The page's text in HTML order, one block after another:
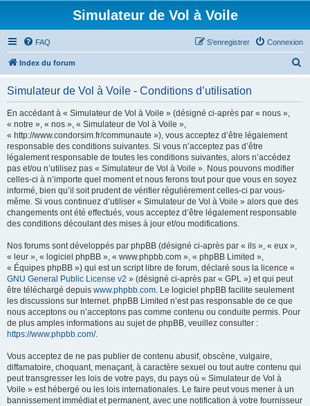
Simulateur de Vol à Voile
FAQ Connexion
S’enregistrer
Index du forum
Simulateur de Vol à Voile - Conditions d’utilisation
En accédant à « Simulateur de Vol à Voile » (désigné ci-après par « nous »,
« notre », « nos », « Simulateur de Vol à Voile »,
« http://www.condorsim.fr/communaute »), vous acceptez d’être légalement
responsable des conditions suivantes. Si vous n’acceptez pas d’être
légalement responsable de toutes les conditions suivantes, alors n’accédez
pas et/ou n’utilisez pas « Simulateur de Vol à Voile ». Nous pouvons modifier
celles-ci à n’importe quel moment et nous ferons tout pour que vous en soyez
informé, bien qu’il soit prudent de vérifier régulièrement celles-ci par vous-
même. Si vous continuez d’utiliser « Simulateur de Vol à Voile » alors que des
changements ont été effectués, vous acceptez d’être légalement responsable
des conditions découlant des mises à jour et/ou modifications.
Nos forums sont développés par phpBB (désigné ci-après par « ils », « eux »,
« leur », « logiciel phpBB », « www.phpbb.com », « phpBB Limited »,
« Équipes phpBB ») qui est un script libre de forum, déclaré sous la licence «
GNU General Public License v2 » (désigné ci-après par « GPL ») et qui peut
être téléchargé depuis www.phpbb.com. Le logiciel phpBB facilite seulement
les discussions sur Internet. phpBB Limited n’est pas responsable de ce que
nous acceptons ou n’acceptons pas comme contenu ou conduite permis. Pour
de plus amples informations au sujet de phpBB, veuillez consulter :
https://www.phpbb.com/.
Vous acceptez de ne pas publier de contenu abusif, obscène, vulgaire,
diffamatoire, choquant, menaçant, à caractère sexuel ou tout autre contenu qui
peut transgresser les lois de votre pays, du pays où « Simulateur de Vol à
Voile » est hébergé ou les lois internationales. Le faire peut vous mener à un
bannissement immédiat et permanent, avec une notification à votre fournisseur